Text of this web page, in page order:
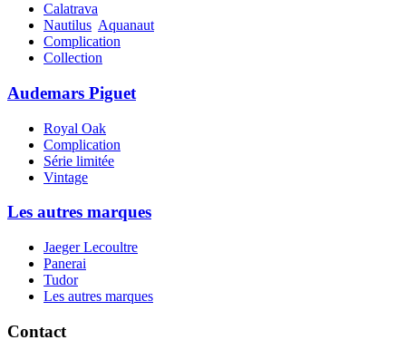
Calatrava
Nautilus Aquanaut
Complication
Collection
Audemars Piguet
Royal Oak
Complication
Série limitée
Vintage
Les autres marques
Jaeger Lecoultre
Panerai
Tudor
Les autres marques
Contact